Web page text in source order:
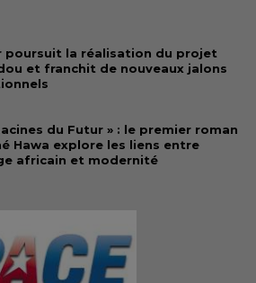
poursuit la réalisation du projet
et franchit de nouveaux jalons
du Futur » : le premier roman
Hawa explore les liens entre
africain et modernité